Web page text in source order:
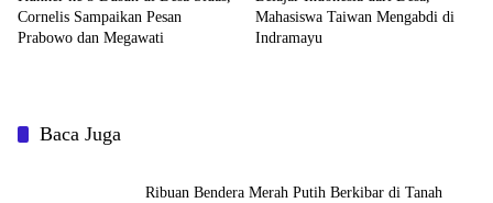
Cornelis Sampaikan Pesan
Prabowo dan Megawati
Mahasiswa Taiwan Mengabdi di
Baca Juga
Ribuan Bendera Merah Putih Berkibar di Tanah